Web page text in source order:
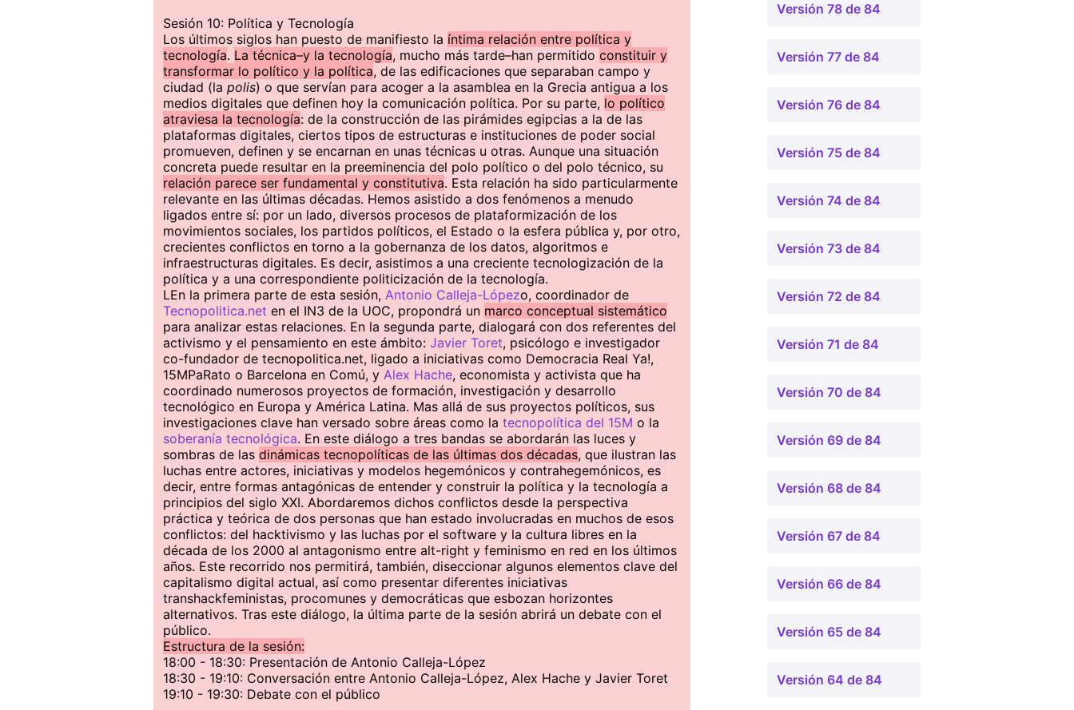
Sesión 10: Política y Tecnología
Los últimos siglos han puesto de manifiesto la íntima relación entre política y
tecnología. La técnica–y la tecnología, mucho más tarde–han permitido constituir y
transformar lo político y la política, de las edificaciones que separaban campo y
ciudad (la polis) o que servían para acoger a la asamblea en la Grecia antigua a los
medios digitales que definen hoy la comunicación política. Por su parte, lo político
atraviesa la tecnología: de la construcción de las pirámides egipcias a la de las
plataformas digitales, ciertos tipos de estructuras e instituciones de poder social
promueven, definen y se encarnan en unas técnicas u otras. Aunque una situación
concreta puede resultar en la preeminencia del polo político o del polo técnico, su
relación parece ser fundamental y constitutiva. Esta relación ha sido particularmente
relevante en las últimas décadas. Hemos asistido a dos fenómenos a menudo
ligados entre sí: por un lado, diversos procesos de plataformización de los
movimientos sociales, los partidos políticos, el Estado o la esfera pública y, por otro,
crecientes conflictos en torno a la gobernanza de los datos, algoritmos e
infraestructuras digitales. Es decir, asistimos a una creciente tecnologización de la
política y a una correspondiente politicización de la tecnología.
LEn la primera parte de esta sesión, Antonio Calleja-Lópezo, coordinador de
Tecnopolitica.net en el IN3 de la UOC, propondrá un marco conceptual sistemático
para analizar estas relaciones. En la segunda parte, dialogará con dos referentes del
activismo y el pensamiento en este ámbito: Javier Toret, psicólogo e investigador
co-fundador de tecnopolitica.net, ligado a iniciativas como Democracia Real Ya!,
15MPaRato o Barcelona en Comú, y Alex Hache, economista y activista que ha
coordinado numerosos proyectos de formación, investigación y desarrollo
tecnológico en Europa y América Latina. Mas allá de sus proyectos políticos, sus
investigaciones clave han versado sobre áreas como la tecnopolítica del 15M o la
soberanía tecnológica. En este diálogo a tres bandas se abordarán las luces y
sombras de las dinámicas tecnopolíticas de las últimas dos décadas, que ilustran las
luchas entre actores, iniciativas y modelos hegemónicos y contrahegemónicos, es
decir, entre formas antagónicas de entender y construir la política y la tecnología a
principios del siglo XXI. Abordaremos dichos conflictos desde la perspectiva
práctica y teórica de dos personas que han estado involucradas en muchos de esos
conflictos: del hacktivismo y las luchas por el software y la cultura libres en la
década de los 2000 al antagonismo entre alt-right y feminismo en red en los últimos
años. Este recorrido nos permitirá, también, diseccionar algunos elementos clave del
capitalismo digital actual, así como presentar diferentes iniciativas
transhackfeministas, procomunes y democráticas que esbozan horizontes
alternativos. Tras este diálogo, la última parte de la sesión abrirá un debate con el
público.
Estructura de la sesión:
18:00 - 18:30: Presentación de Antonio Calleja-López
18:30 - 19:10: Conversación entre Antonio Calleja-López, Alex Hache y Javier Toret
19:10 - 19:30: Debate con el público
Versión 78 de 84
Versión 77 de 84
Versión 76 de 84
Versión 75 de 84
Versión 74 de 84
Versión 73 de 84
Versión 72 de 84
Versión 71 de 84
Versión 70 de 84
Versión 69 de 84
Versión 68 de 84
Versión 67 de 84
Versión 66 de 84
Versión 65 de 84
Versión 64 de 84